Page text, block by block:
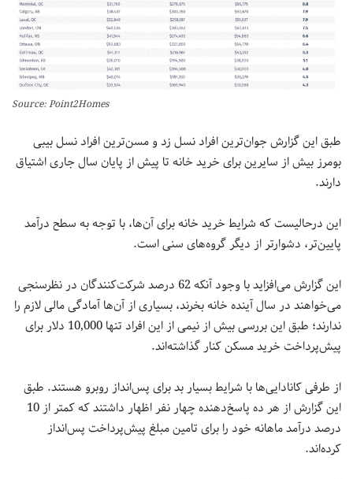
Source: Point2Homes
طبق این گزارش جوان‌ترین افراد نسل زد و مسن‌ترین افراد نسل بیبی
بومرز بیش از سایرین برای خرید خانه تا پیش از پایان سال جاری اشتیاق
دارند.
این درحالیست که شرایط خرید خانه برای آن‌ها، با توجه به سطح درآمد
پایین‌تر، دشوارتر از دیگر گروه‌های سنی است.
این گزارش می‌افزاید با وجود آنکه 62 درصد شرکت‌کنندگان در نظرسنجی
می‌خواهند در سال آینده خانه بخرند، بسیاری از آن‌ها آمادگی مالی لازم را
ندارند؛ طبق این بررسی بیش از نیمی از این افراد تنها 10,000 دلار برای
پیش‌پرداخت خرید مسکن کنار گذاشته‌اند.
از طرفی کانادایی‌ها با شرایط بسیار بد برای پس‌انداز روبرو هستند. طبق
این گزارش از هر ده پاسخ‌دهنده چهار نفر اظهار داشتند که کمتر از 10
درصد درآمد ماهانه خود را برای تامین مبلغ پیش‌پرداخت پس‌انداز
کرده‌اند.